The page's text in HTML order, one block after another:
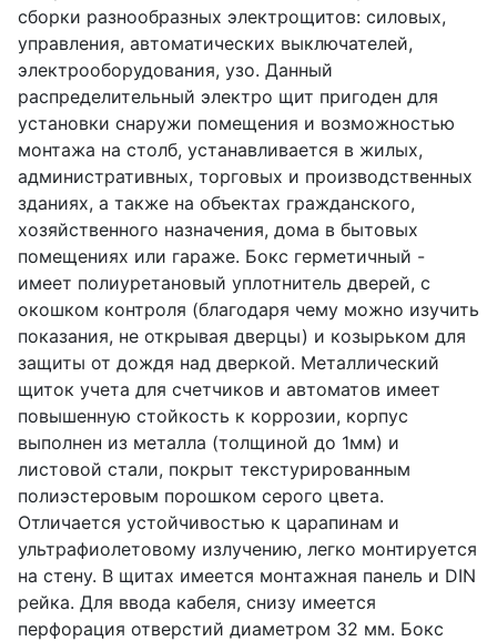
сборки разнообразных электрощитов: силовых,
управления, автоматических выключателей,
электрооборудования, узо. Данный
распределительный электро щит пригоден для
установки снаружи помещения и возможностью
монтажа на столб, устанавливается в жилых,
административных, торговых и производственных
зданиях, а также на объектах гражданского,
хозяйственного назначения, дома в бытовых
помещениях или гараже. Бокс герметичный -
имеет полиуретановый уплотнитель дверей, с
окошком контроля (благодаря чему можно изучить
показания, не открывая дверцы) и козырьком для
защиты от дождя над дверкой. Металлический
щиток учета для счетчиков и автоматов имеет
повышенную стойкость к коррозии, корпус
выполнен из металла (толщиной до 1мм) и
листовой стали, покрыт текстурированным
полиэстеровым порошком серого цвета.
Отличается устойчивостью к царапинам и
ультрафиолетовому излучению, легко монтируется
на стену. В щитах имеется монтажная панель и DIN
рейка. Для ввода кабеля, снизу имеется
перфорация отверстий диаметром 32 мм. Бокс